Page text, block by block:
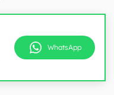
WhatsApp